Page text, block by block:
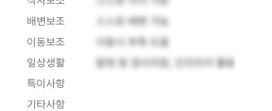
배변보조
스스로 배변 가능
이동보조
이동시 부축 도움
일상생활
말벗 등 정서지원, 인지자극 활동
특이사항
기타사항